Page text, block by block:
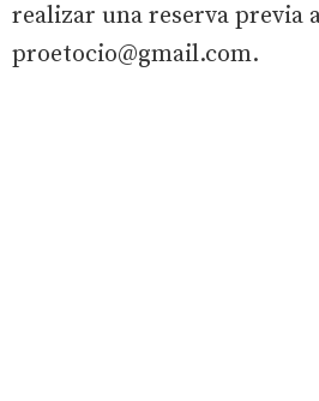
realizar una reserva previa
proetocio@gmail.com.